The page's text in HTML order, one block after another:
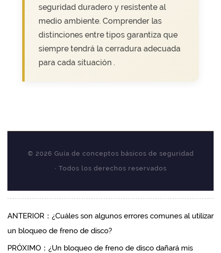
seguridad duradero y resistente al
medio ambiente. Comprender las
distinciones entre tipos garantiza que
siempre tendrá la cerradura adecuada
para cada situación .
© 2026 Guía de conceptos básicos de seguridad
· Todos los derechos reservados
ANTERIOR：¿Cuáles son algunos errores comunes al utilizar
un bloqueo de freno de disco?
PRÓXIMO：¿Un bloqueo de freno de disco dañará mis